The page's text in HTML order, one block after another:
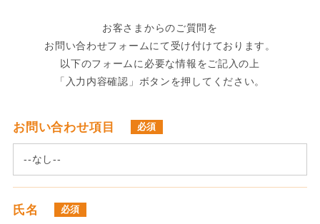
お客さまからのご質問を
お問い合わせフォームにて受け付けております。
以下のフォームに必要な情報をご記入の上
「入力内容確認」ボタンを押してください。
お問い合わせ項目 必須
氏名 必須